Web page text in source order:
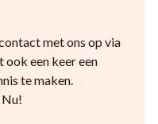
met ons op via
ook een keer een
te maken.
Nu!